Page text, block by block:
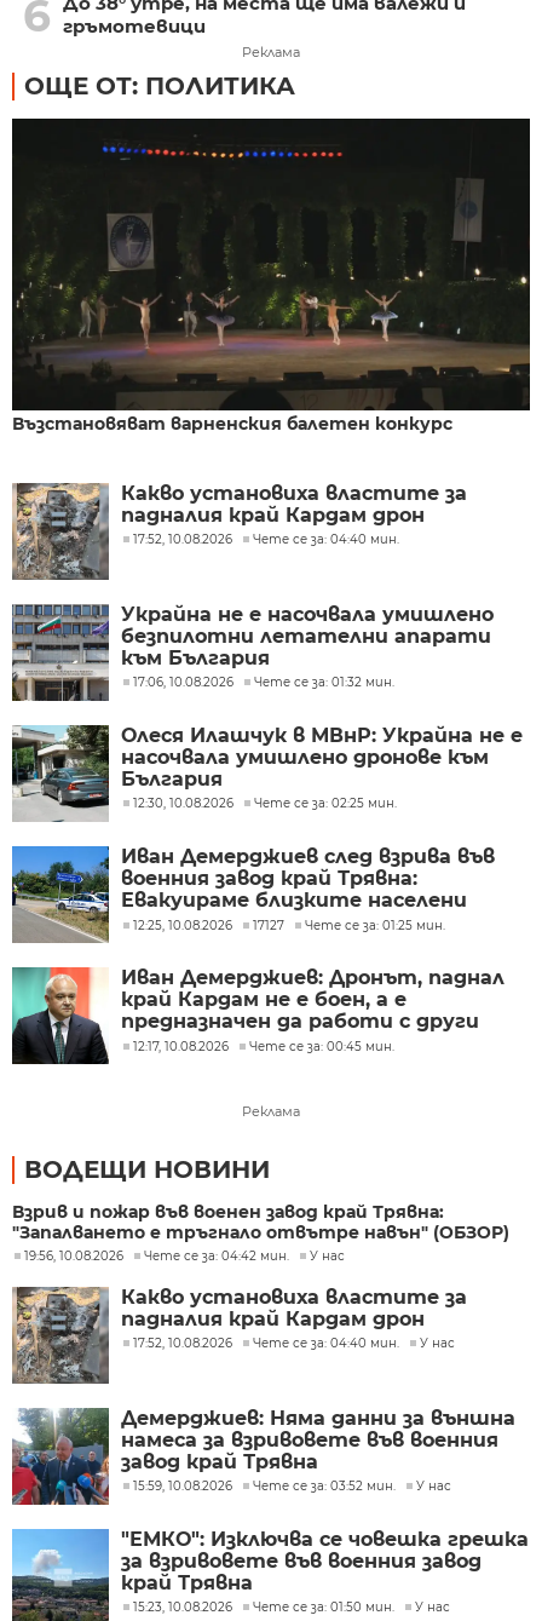
6 гръмотевици
Реклама
ОЩЕ ОТ: ПОЛИТИКА
Възстановяват варненския балетен конкурс
Какво установиха властите за
падналия край Кардам дрон
17:52, 10.08.2026 Чете се за: 04:40 мин.
Украйна не е насочвала умишлено
безпилотни летателни апарати
към България
17:06, 10.08.2026 Чете се за: 01:32 мин.
Олеся Илашчук в МВнР: Украйна не е
насочвала умишлено дронове към
България
12:30, 10.08.2026 Чете се за: 02:25 мин.
Иван Демерджиев след взрива във
военния завод край Трявна:
Евакуираме близките населени
места
12:25, 10.08.2026 17127 Чете се за: 01:25 мин.
Иван Демерджиев: Дронът, паднал
край Кардам не е боен, а е
предназначен да работи с други
дронове
12:17, 10.08.2026 Чете се за: 00:45 мин.
Реклама
ВОДЕЩИ НОВИНИ
Взрив и пожар във военен завод край Трявна:
"Запалването е тръгнало отвътре навън" (ОБЗОР)
19:56, 10.08.2026 Чете се за: 04:42 мин. У нас
Какво установиха властите за
падналия край Кардам дрон
17:52, 10.08.2026 Чете се за: 04:40 мин. У нас
Демерджиев: Няма данни за външна
намеса за взривовете във военния
завод край Трявна
15:59, 10.08.2026 Чете се за: 03:52 мин. У нас
"ЕМКО": Изключва се човешка грешка
за взривовете във военния завод
край Трявна
15:23, 10.08.2026 Чете се за: 01:50 мин. У нас